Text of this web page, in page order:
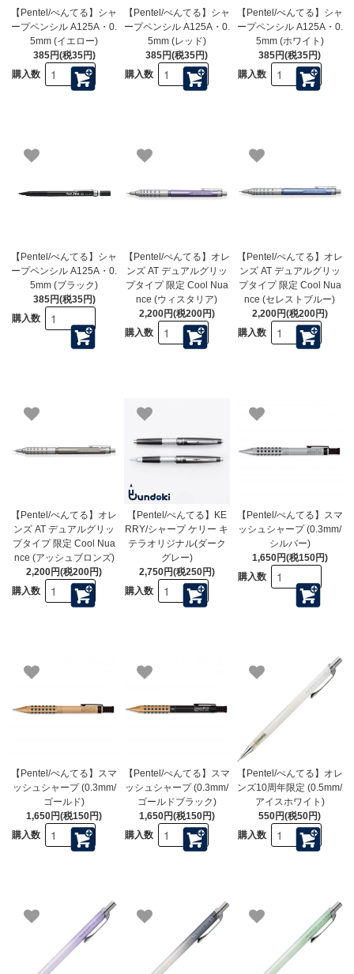
【Pentel/ぺんてる】シャ
ープペンシル A125A・0.
5mm (イエロー)
385円(税35円)
購入数
【Pentel/ぺんてる】シャ
ープペンシル A125A・0.
5mm (レッド)
385円(税35円)
購入数
【Pentel/ぺんてる】シャ
ープペンシル A125A・0.
5mm (ホワイト)
385円(税35円)
購入数
【Pentel/ぺんてる】シャ
ープペンシル A125A・0.
5mm (ブラック)
385円(税35円)
購入数
【Pentel/ぺんてる】オレ
ンズ AT デュアルグリッ
プタイプ 限定 Cool Nua
nce (ウィスタリア)
2,200円(税200円)
購入数
【Pentel/ぺんてる】オレ
ンズ AT デュアルグリッ
プタイプ 限定 Cool Nua
nce (セレストブルー)
2,200円(税200円)
購入数
【Pentel/ぺんてる】オレ
ンズ AT デュアルグリッ
プタイプ 限定 Cool Nua
nce (アッシュブロンズ)
2,200円(税200円)
購入数
【Pentel/ぺんてる】KE
RRY/シャープ ケリー キ
テラオリジナル(ダーク
グレー)
2,750円(税250円)
購入数
【Pentel/ぺんてる】スマ
ッシュシャープ (0.3mm/
シルバー)
1,650円(税150円)
購入数
【Pentel/ぺんてる】スマ
ッシュシャープ (0.3mm/
ゴールド)
1,650円(税150円)
購入数
【Pentel/ぺんてる】スマ
ッシュシャープ (0.3mm/
ゴールドブラック)
1,650円(税150円)
購入数
【Pentel/ぺんてる】オレ
ンズ10周年限定 (0.5mm/
アイスホワイト)
550円(税50円)
購入数